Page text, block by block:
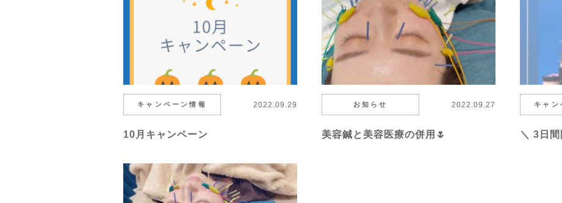
キャンペーン情報 2022.09.29
10月キャンペーン
お知らせ 2022.09.27
美容鍼と美容医療の併用🌷
キャン
＼ 3日